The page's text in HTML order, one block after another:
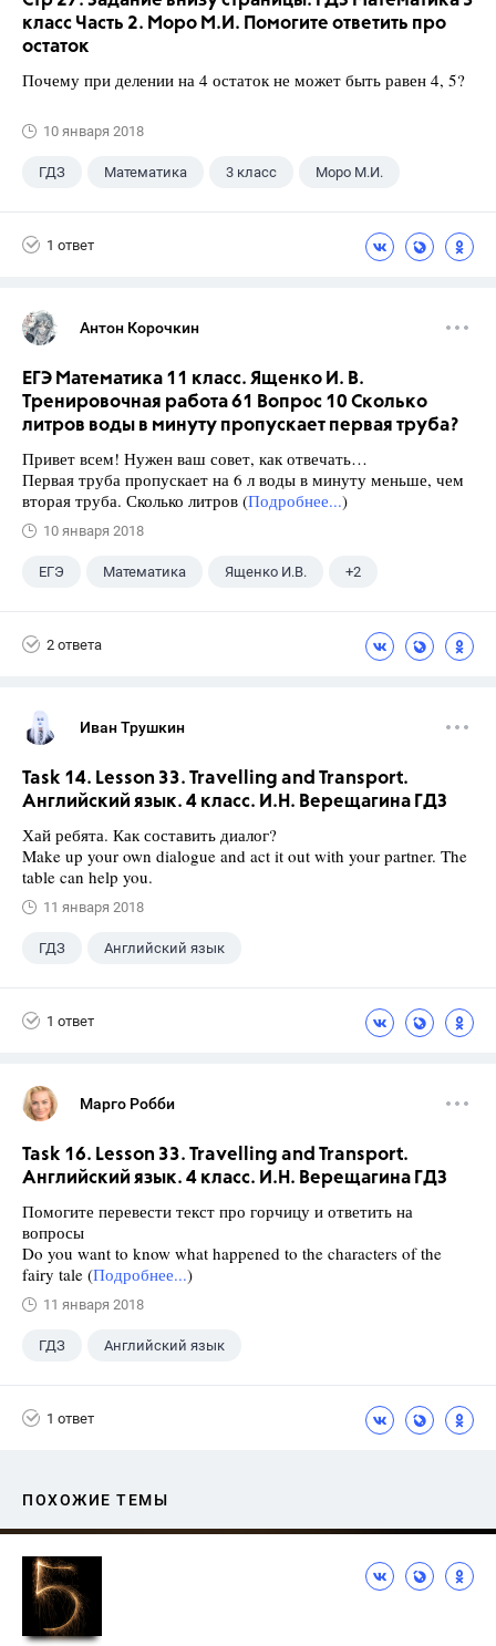
класс Часть 2. Моро М.И. Помогите ответить про
остаток
Почему при делении на 4 остаток не может быть равен 4, 5?
10 января 2018
ГДЗ Математика 3 класс Моро М.И.
1 ответ
Антон Корочкин
ЕГЭ Математика 11 класс. Ященко И. В.
Тренировочная работа 61 Вопрос 10 Сколько
литров воды в минуту пропускает первая труба?
Привет всем! Нужен ваш совет, как отвечать…
Первая труба пропускает на 6 л воды в минуту меньше, чем
вторая труба. Сколько литров (Подробнее...)
10 января 2018
ЕГЭ Математика Ященко И.В. +2
2 ответа
Иван Трушкин
Task 14. Lesson 33. Travelling and Transport.
Английский язык. 4 класс. И.Н. Верещагина ГДЗ
Хай ребята. Как составить диалог?
Make up your own dialogue and act it out with your partner. The
table can help you.
11 января 2018
ГДЗ Английский язык
1 ответ
Марго Робби
Task 16. Lesson 33. Travelling and Transport.
Английский язык. 4 класс. И.Н. Верещагина ГДЗ
Помогите перевести текст про горчицу и ответить на
вопросы
Do you want to know what happened to the characters of the
fairy tale (Подробнее...)
11 января 2018
ГДЗ Английский язык
1 ответ
ПОХОЖИЕ ТЕМЫ